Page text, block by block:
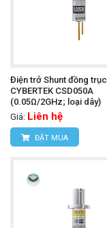
Điện trở Shunt đồng trục
CYBERTEK CSD050A
(0.05Ω/2GHz; loại dây)
Giá: Liên hệ
ĐẶT MUA